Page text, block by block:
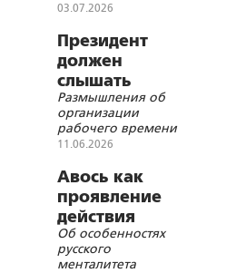
03.07.2026
Президент
должен
слышать
реальных
представителей
народа
Размышления об
организации
рабочего времени
Главы государства
11.06.2026
Авось как
проявление
действия
Святого Духа
Об особенностях
русского
менталитета